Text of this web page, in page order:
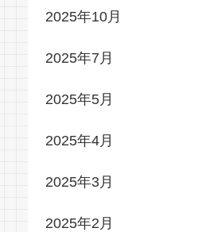
2025年10月
2025年7月
2025年5月
2025年4月
2025年3月
2025年2月